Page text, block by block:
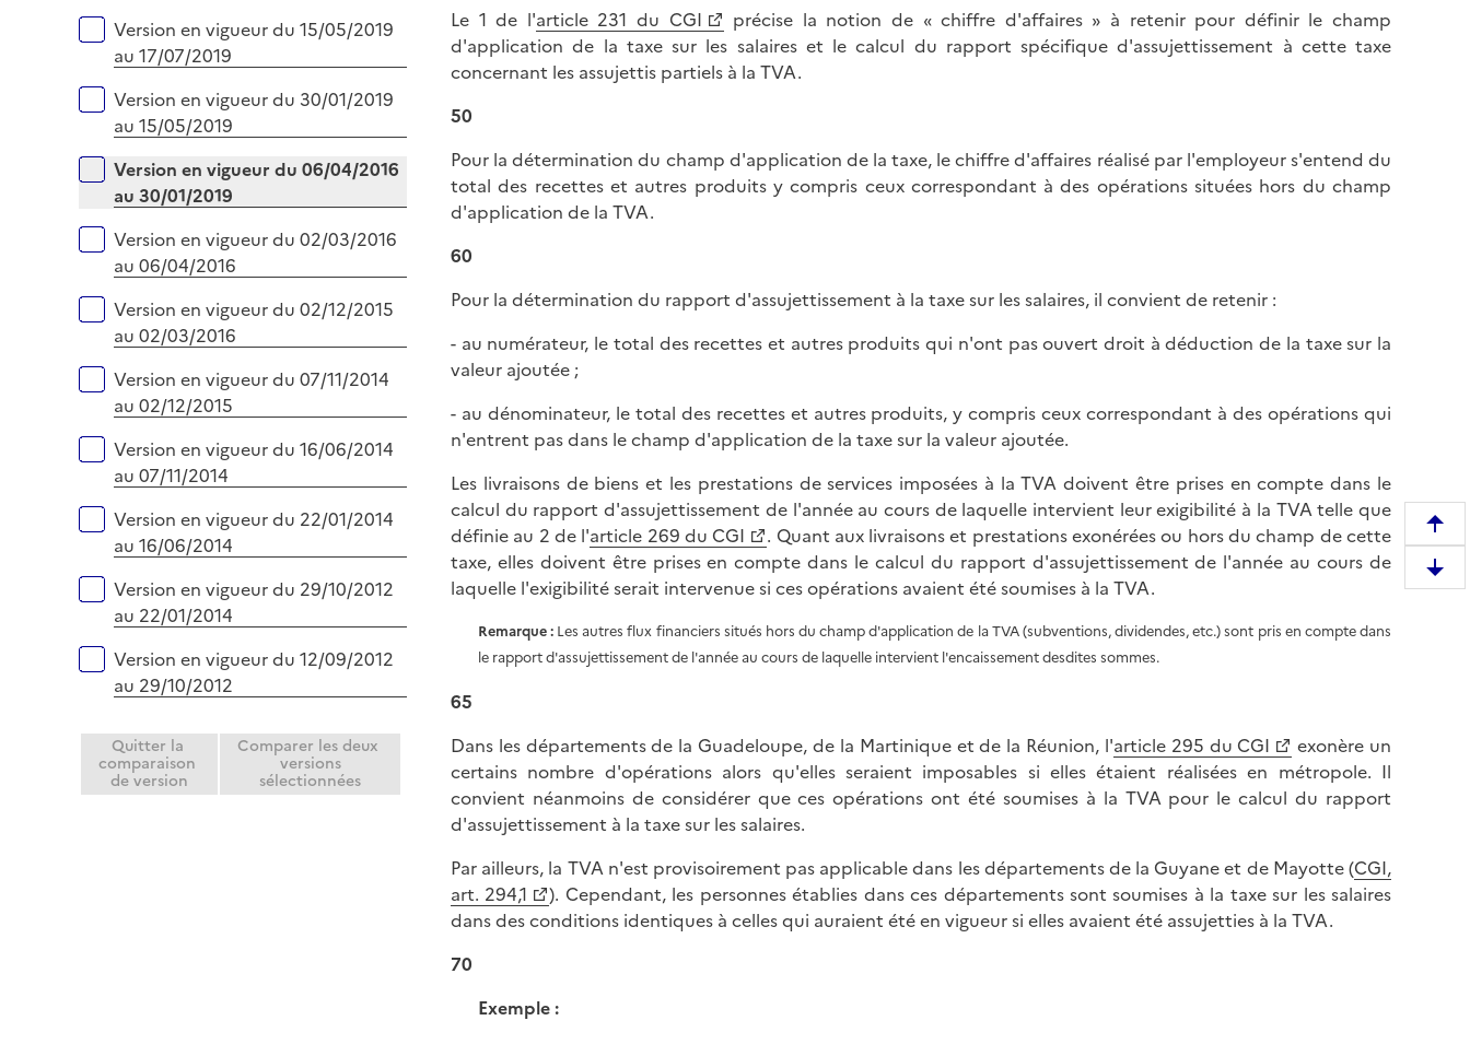
Version en vigueur du 15/05/2019
au 17/07/2019
Version en vigueur du 30/01/2019
au 15/05/2019
Version en vigueur du 06/04/2016
au 30/01/2019
Version en vigueur du 02/03/2016
au 06/04/2016
Version en vigueur du 02/12/2015
au 02/03/2016
Version en vigueur du 07/11/2014
au 02/12/2015
Version en vigueur du 16/06/2014
au 07/11/2014
Version en vigueur du 22/01/2014
au 16/06/2014
Version en vigueur du 29/10/2012
au 22/01/2014
Version en vigueur du 12/09/2012
au 29/10/2012
Quitter la
comparaison
de version
Comparer les deux
versions
sélectionnées
Le 1 de l'article 231 du CGI
précise la notion de « chiffre d'affaires » à retenir pour définir le champ
d'application de la taxe sur les salaires et le calcul du rapport spécifique d'assujettissement à cette taxe
concernant les assujettis partiels à la TVA.
50
Pour la détermination du champ d'application de la taxe, le chiffre d'affaires réalisé par l'employeur s'entend du
total des recettes et autres produits y compris ceux correspondant à des opérations situées hors du champ
d'application de la TVA.
60
Pour la détermination du rapport d'assujettissement à la taxe sur les salaires, il convient de retenir :
- au numérateur, le total des recettes et autres produits qui n'ont pas ouvert droit à déduction de la taxe sur la
valeur ajoutée ;
- au dénominateur, le total des recettes et autres produits, y compris ceux correspondant à des opérations qui
n'entrent pas dans le champ d'application de la taxe sur la valeur ajoutée.
Les livraisons de biens et les prestations de services imposées à la TVA doivent être prises en compte dans le
calcul du rapport d'assujettissement de l'année au cours de laquelle intervient leur exigibilité à la TVA telle que
définie au 2 de l'article 269 du CGI
. Quant aux livraisons et prestations exonérées ou hors du champ de cette
taxe, elles doivent être prises en compte dans le calcul du rapport d'assujettissement de l'année au cours de
laquelle l'exigibilité serait intervenue si ces opérations avaient été soumises à la TVA.
Remarque :Les autres flux financiers situés hors du champ d'application de la TVA (subventions, dividendes, etc.) sont pris en compte dans
le rapport d'assujettissement de l'année au cours de laquelle intervient l'encaissement desdites sommes.
65
Dans les départements de la Guadeloupe, de la Martinique et de la Réunion, l'article 295 du CGI
exonère un
certains nombre d'opérations alors qu'elles seraient imposables si elles étaient réalisées en métropole. Il
convient néanmoins de considérer que ces opérations ont été soumises à la TVA pour le calcul du rapport
d'assujettissement à la taxe sur les salaires.
Par ailleurs, la TVA n'est provisoirement pas applicable dans les départements de la Guyane et de Mayotte (CGI,
art. 294,1
). Cependant, les personnes établies dans ces départements sont soumises à la taxe sur les salaires
dans des conditions identiques à celles qui auraient été en vigueur si elles avaient été assujetties à la TVA.
70
Exemple :
e
m
D